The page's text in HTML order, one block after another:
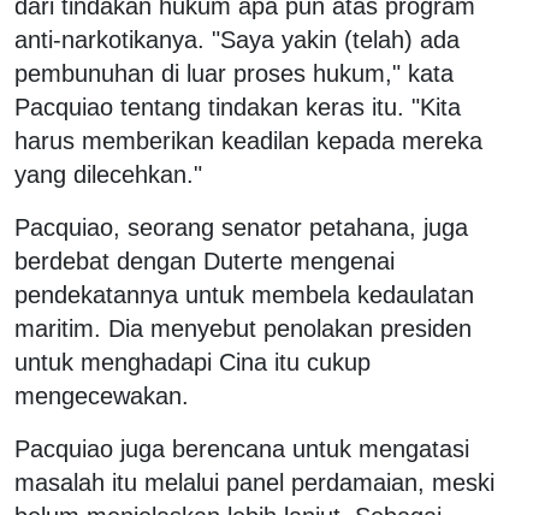
dari tindakan hukum apa pun atas program
anti-narkotikanya. "Saya yakin (telah) ada
pembunuhan di luar proses hukum," kata
Pacquiao tentang tindakan keras itu. "Kita
harus memberikan keadilan kepada mereka
yang dilecehkan."
Pacquiao, seorang senator petahana, juga
berdebat dengan Duterte mengenai
pendekatannya untuk membela kedaulatan
maritim. Dia menyebut penolakan presiden
untuk menghadapi Cina itu cukup
mengecewakan.
Pacquiao juga berencana untuk mengatasi
masalah itu melalui panel perdamaian, meski